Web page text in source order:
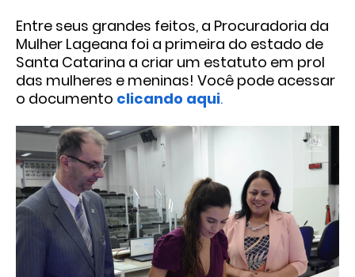
Entre seus grandes feitos, a Procuradoria da
Mulher Lageana foi a primeira do estado de
Santa Catarina a criar um estatuto em prol
das mulheres e meninas! Você pode acessar
o documento clicando aqui.